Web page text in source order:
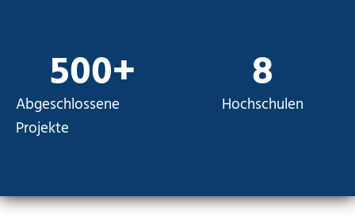
Abgeschlossene
Projekte
500+ Hochschulen
8